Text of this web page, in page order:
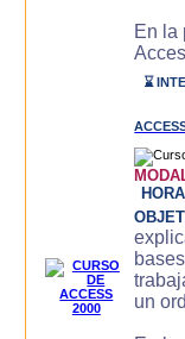
En la
⌛
un